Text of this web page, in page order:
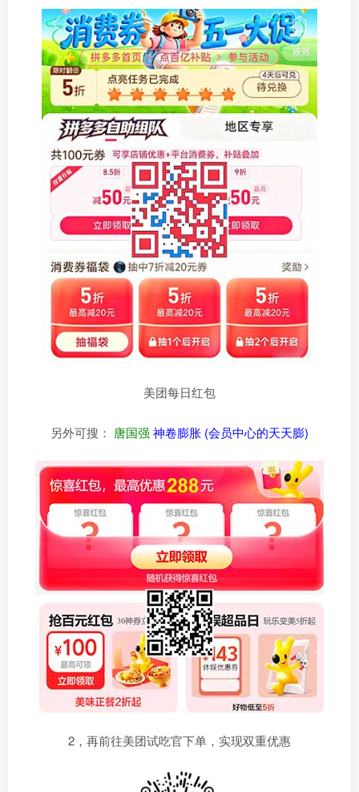
美团每日红包
另外可搜： 唐国强 神卷膨胀 (会员中心的天天膨)
2，再前往美团试吃官下单，实现双重优惠